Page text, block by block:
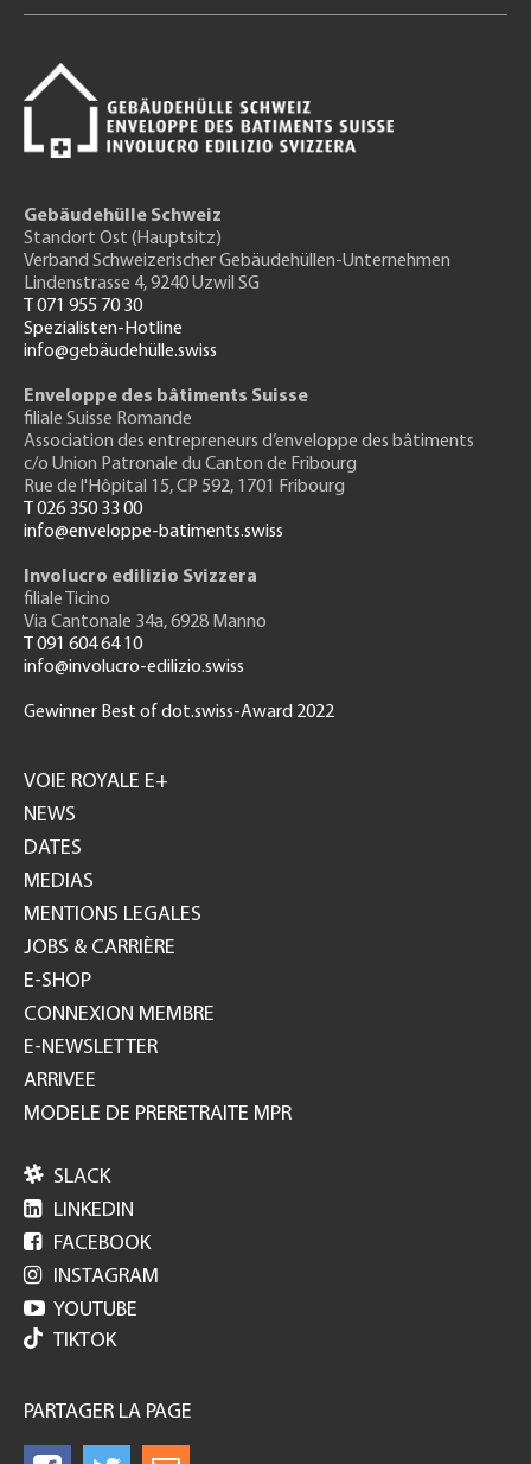
Gebäudehülle Schweiz
Standort Ost (Hauptsitz)
Verband Schweizerischer Gebäudehüllen-Unternehmen
Lindenstrasse 4, 9240 Uzwil SG
T 071 955 70 30
Spezialisten-Hotline
info@gebäudehülle.swiss
Enveloppe des bâtiments Suisse
filiale Suisse Romande
Association des entrepreneurs d’enveloppe des bâtiments
c/o Union Patronale du Canton de Fribourg
Rue de l'Hôpital 15, CP 592, 1701 Fribourg
T 026 350 33 00
info@enveloppe-batiments.swiss
Involucro edilizio Svizzera
filiale Ticino
Via Cantonale 34a, 6928 Manno
T 091 604 64 10
info@involucro-edilizio.swiss
Gewinner Best of dot.swiss-Award 2022
GH
VOIE ROYALE E+
NEWS
DATES
MEDIAS
MENTIONS LEGALES
JOBS & CARRIÈRE
E-SHOP
CONNEXION MEMBRE
E-NEWSLETTER
ARRIVEE
MODELE DE PRERETRAITE MPR
 SLACK
 LINKEDIN
 FACEBOOK
 INSTAGRAM
 YOUTUBE
TIKTOK
PARTAGER LA PAGE